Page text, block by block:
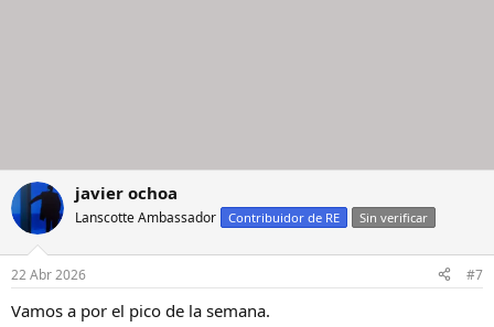
javier ochoa
Lanscotte Ambassador Contribuidor de RE Sin verificar
22 Abr 2026 #7
Vamos a por el pico de la semana.